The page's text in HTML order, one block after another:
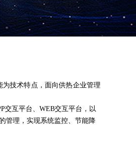
技术特点，面向供热企业管理
交互平台、WEB交互平台，以
管理，实现系统监控、节能降